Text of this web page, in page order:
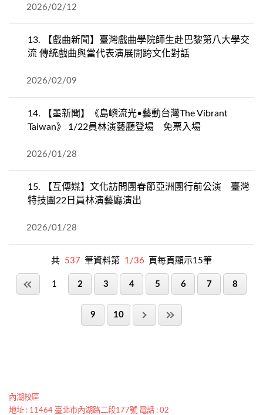
2026/02/12
13.
【戲曲新聞】臺灣戲曲學院師生赴巴黎第八大學交
流 傳統戲曲與當代表演展開跨文化對話
2026/02/09
14.
【墨新聞】《島嶼流光•藝動台灣The Vibrant
Taiwan》 1/22員林演藝廳登場 免票入場
2026/01/28
15.
【互傳媒】文化訪問團春節亞洲團行前公演 臺灣
特技團22日員林演藝廳演出
2026/01/28
共 537 筆資料第 1/36 頁每頁顯示15筆
1 2 3 4 5 6 7 8
9 10
內湖校區
地址 : 11464 臺北市內湖路二段177號 電話 : 02-